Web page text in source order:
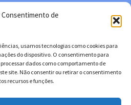
Consentimento de
usamos tecnologias como cookies para
do dispositivo. O consentimento para
dados como comportamento de
site. Não consentir ou retirar o consentimento
recursos e funções.